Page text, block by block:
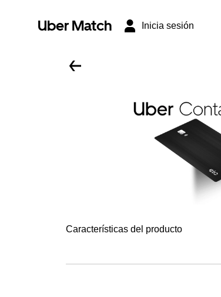
Uber Match Inicia sesión
Características del producto